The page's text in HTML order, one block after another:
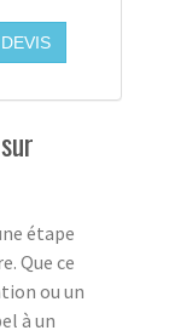
étape
Que ce
ou un
à un